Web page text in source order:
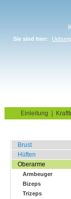
Sie sind hier:
Einleitung
Brust
Hüften
Oberarme
Armbeuger
Bizeps
Trizeps